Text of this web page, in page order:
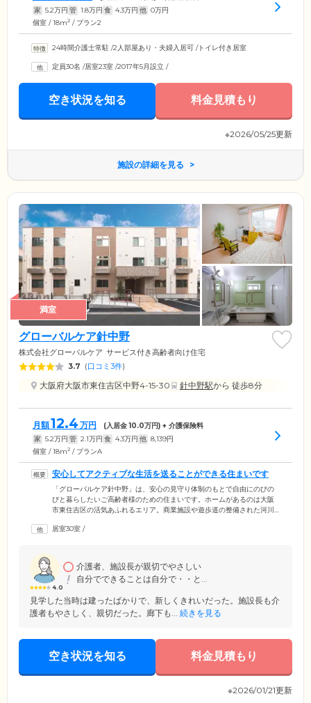
家 5.2万円 管 1.8万円 食 4.3万円 他 0万円
個室 / 18m2 / プラン2
24時間介護士常駐 /2人部屋あり・夫婦入居可 /トイレ付き居室
定員30名 /居室23室 /2017年5月設立 /
空き状況を知る 料金見積もり
※2026/05/25更新
施設の詳細を見る
満室
グローバルケア針中野
株式会社グローバルケア サービス付き高齢者向け住宅
3.7 (口コミ3件)
大阪府大阪市東住吉区中野4-15-30 針中野駅から 徒歩8分
月額12.4 万円 (入居金10.0万円) + 介護保険料
家 5.2万円 管 2.1万円 食 4.3万円 他 8,139円
個室 / 18m2 / プランA
安心してアクティブな生活を送ることができる住まいです
「グローバルケア針中野」は、安心の見守り体制のもとで自由にのびの
びと暮らしたいご高齢者様のための住まいです。ホームがあるのは大阪
市東住吉区の活気あふれるエリア。商業施設や遊歩道の整備された河川
スタッフが24時間常駐し、お食事のご提供や館内の巡回、ご入居者様の
でご入居いただけますので、費用面でお悩みの方もぜひ一度ご相談くだ
さい。
居室30室 /
4.0
介護者、施設長が親切でやさしい
自分でできることは自分で・・と...
見学した当時は建ったばかりで、新しくきれいだった。施設長も介
護者もやさしく、親切だった。廊下も... 続きを見る
空き状況を知る 料金見積もり
※2026/01/21更新